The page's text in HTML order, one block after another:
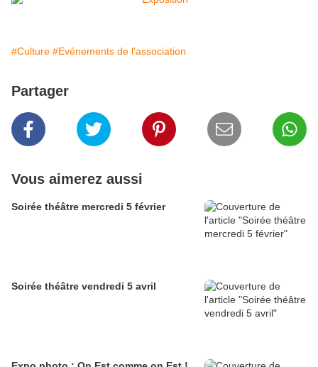
#Culture #Evénements de l'association
Partager
Vous aimerez aussi
Soirée théâtre mercredi 5 février
Soirée théâtre vendredi 5 avril